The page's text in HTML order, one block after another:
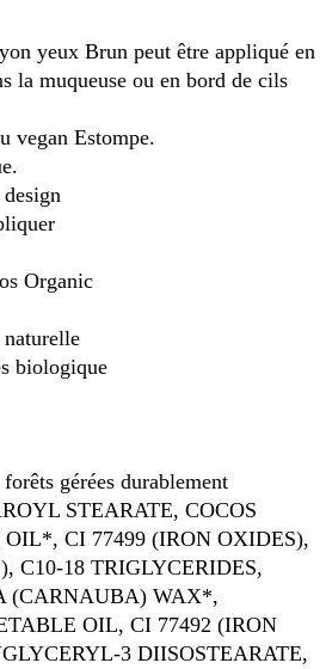
yeux Brun peut être appliqué en
la muqueuse ou en bord de cils
vegan Estompe.
Organic
biologique
gérées durablement
STEARATE, COCOS
CI 77499 (IRON OXIDES),
C10-18 TRIGLYCERIDES,
(CARNAUBA) WAX*,
OIL, CI 77492 (IRON
3 DIISOSTEARATE,